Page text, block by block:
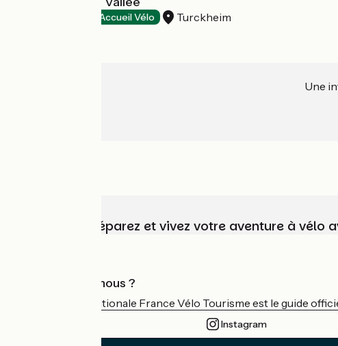
Accueil Vélo Turckheim
Une
Choisissez, préparez et vivez votre aventure à vélo
Qui sommes-nous ?
L'association nationale France Vélo Tourisme est le guide
Instagram